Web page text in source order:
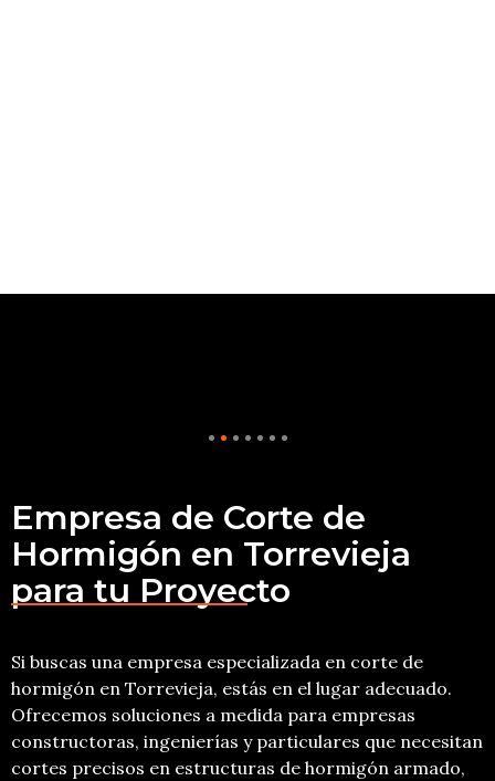
Empresa de Corte de
Hormigón en Torrevieja
para tu Proyecto
Si buscas una empresa especializada en corte de
hormigón en Torrevieja, estás en el lugar adecuado.
Ofrecemos soluciones a medida para empresas
constructoras, ingenierías y particulares que necesitan
cortes precisos en estructuras de hormigón armado,